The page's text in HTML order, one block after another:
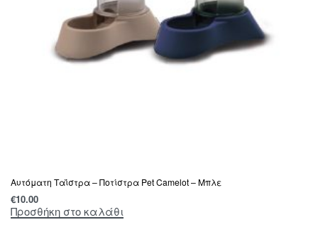
Αυτόματη Ταΐστρα – Ποτίστρα Pet Camelot – Μπλε
€10.00
Προσθήκη στο καλάθι